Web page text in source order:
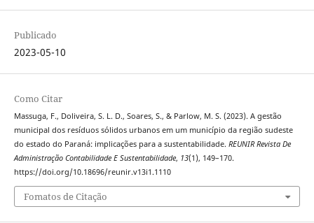
Publicado
2023-05-10
Como Citar
Massuga, F., Doliveira, S. L. D., Soares, S., & Parlow, M. S. (2023). A gestão
municipal dos resíduos sólidos urbanos em um município da região sudeste
do estado do Paraná: implicações para a sustentabilidade. REUNIR Revista De
Administração Contabilidade E Sustentabilidade, 13(1), 149–170.
https://doi.org/10.18696/reunir.v13i1.1110
Fomatos de Citação